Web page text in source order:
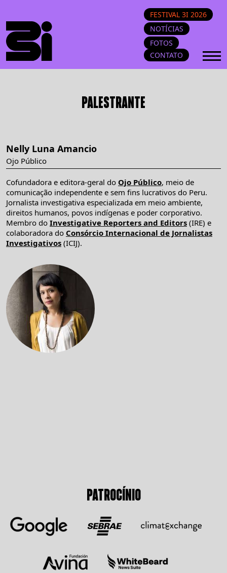
FESTIVAL 3I 2026
NOTÍCIAS
FOTOS
CONTATO
PALESTRANTE
Nelly Luna Amancio
Ojo Público
Cofundadora e editora-geral do Ojo Público, meio de
comunicação independente e sem fins lucrativos do Peru.
Jornalista investigativa especializada em meio ambiente,
direitos humanos, povos indígenas e poder corporativo.
Membro do Investigative Reporters and Editors (IRE) e
colaboradora do Consórcio Internacional de Jornalistas
Investigativos (ICIJ).
PATROCÍNIO